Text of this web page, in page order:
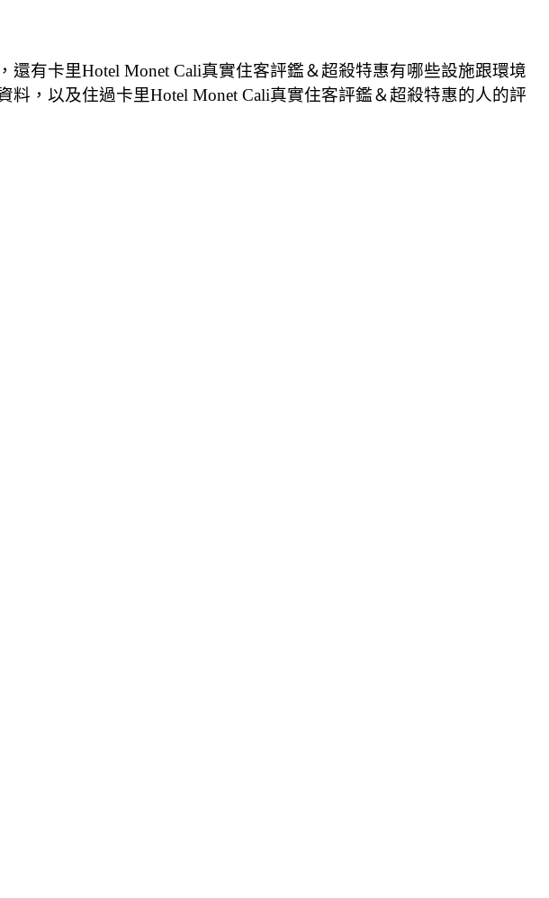
有卡里Hotel Monet Cali真實住客評鑑＆超殺特惠有哪些設施跟環境
，以及住過卡里Hotel Monet Cali真實住客評鑑＆超殺特惠的人的評